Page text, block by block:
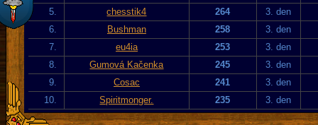
5.
chesstik4 264
3. den
6.
Bushman 258
3. den
7.
eu4ia 253
3. den
8.
Gumová Kačenka 245
3. den
9.
Cosac 241
3. den
10.
Spiritmonger. 235 3. den